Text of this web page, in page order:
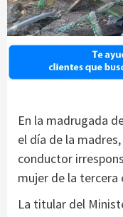
En la madrugada
el día de la
conductor
mujer de la tercera
La titular del